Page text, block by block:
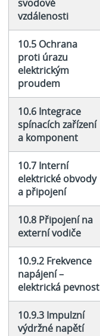
svodové
vzdálenosti
10.5 Ochrana
proti úrazu
elektrickým
proudem
10.6 Integrace
spínacích zařízení
a komponent
10.7 Interní
elektrické obvody
a připojení
10.8 Připojení na
externí vodiče
10.9.2 Frekvence
napájení –
elektrická pevnost
10.9.3 Impulzní
výdržné napětí